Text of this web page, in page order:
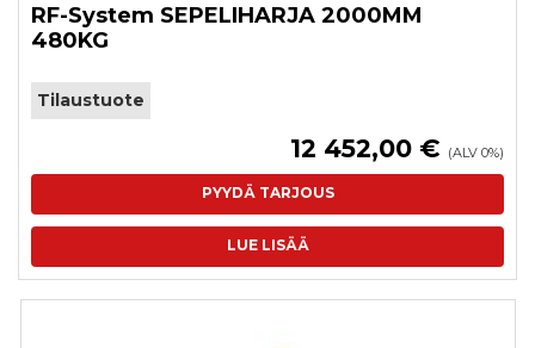
RF-System SEPELIHARJA 2000MM
480KG
Tilaustuote
12 452,00 € (ALV 0%)
PYYDÄ TARJOUS
LUE LISÄÄ